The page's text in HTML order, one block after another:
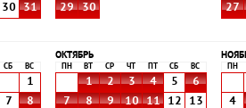
30 31
29
30
27
СБ ВС
1
7
8
ОКТЯБРЬ
ПН ВТ СР ЧТ СБ ВС
1 2 3 4 5
6
7
8 9 10 11 12
13
ПН
4